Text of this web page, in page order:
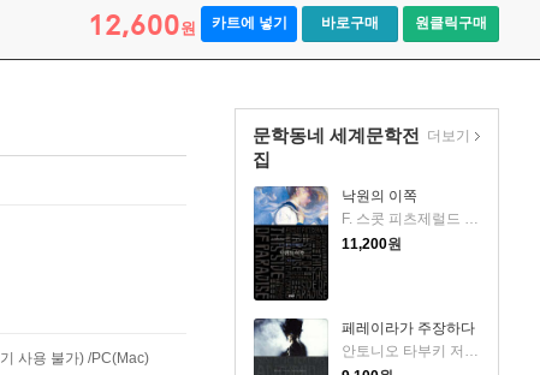
12,600원 카트에 넣기 바로구매 원클릭구매
문학동네 세계문학전
집
낙원의 이쪽
F. 스콧 피츠제럴드 저/황유원 역
11,200원
페레이라가 주장하다
더보기
사용 불가) /PC(Mac)